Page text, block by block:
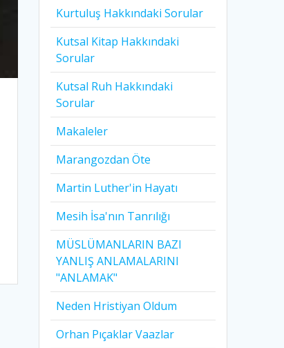
Kurtuluş Hakkındaki Sorular
Kutsal Kitap Hakkındaki
Sorular
Kutsal Ruh Hakkındaki
Sorular
Makaleler
Marangozdan Öte
Martin Luther'in Hayatı​
Mesih İsa'nın Tanrılığı​
MÜSLÜMANLARIN BAZI
YANLIŞ ANLAMALARINI
"ANLAMAK"
Neden Hristiyan Oldum​
Orhan Pıçaklar Vaazlar